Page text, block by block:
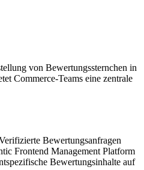
von Bewertungssternchen in
Commerce-Teams eine zentrale
Bewertungsanfragen
Frontend Management Platform
Bewertungsinhalte auf